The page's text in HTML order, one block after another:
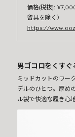
価格(税抜):
留具を除く）
https://
男ゴコロをくすぐ
ミッドカットのワー
デルのひとつ。厚め
ル製で快適な履き心